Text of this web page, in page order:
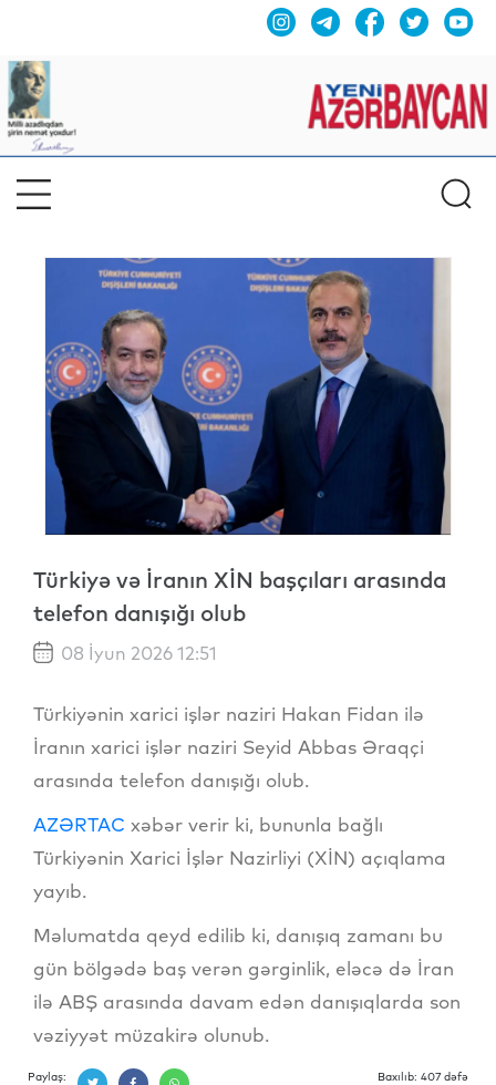
Türkiyə və İranın XİN başçıları arasında
telefon danışığı olub
08 İyun 2026 12:51
Türkiyənin xarici işlər naziri Hakan Fidan ilə
İranın xarici işlər naziri Seyid Abbas Əraqçi
arasında telefon danışığı olub.
AZƏRTAC xəbər verir ki, bununla bağlı
Türkiyənin Xarici İşlər Nazirliyi (XİN) açıqlama
yayıb.
Məlumatda qeyd edilib ki, danışıq zamanı bu
gün bölgədə baş verən gərginlik, eləcə də İran
ilə ABŞ arasında davam edən danışıqlarda son
vəziyyət müzakirə olunub.
Paylaş: Baxılıb: 407 dəfə